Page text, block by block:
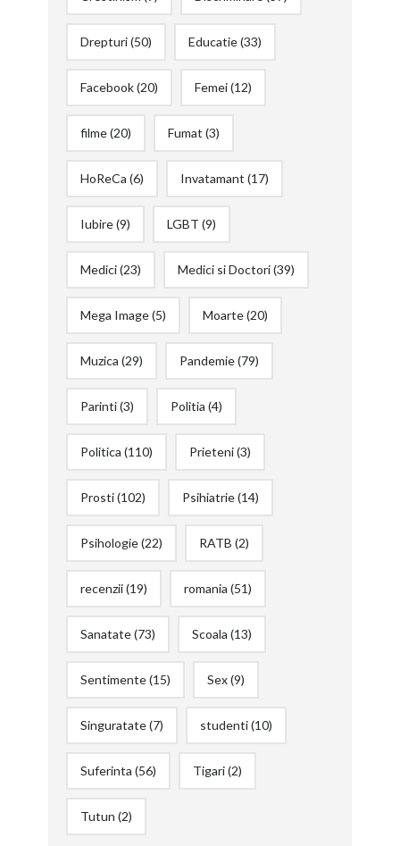
Drepturi(50) Educatie(33)
Facebook(20) Femei(12)
filme(20) Fumat (3)
HoReCa (6) Invatamant (17)
Iubire(9) LGBT (9)
Medici(23) Medici si Doctori(39)
Mega Image(5) Moarte(20)
Muzica (29) Pandemie(79)
Parinti(3) Politia (4)
Politica (110) Prieteni(3)
Prosti(102) Psihiatrie(14)
Psihologie(22) RATB (2)
recenzii(19) romania (51)
Sanatate(73) Scoala (13)
Sentimente(15) Sex(9)
Singuratate(7) studenti(10)
Suferinta (56) Tigari(2)
Tutun (2)